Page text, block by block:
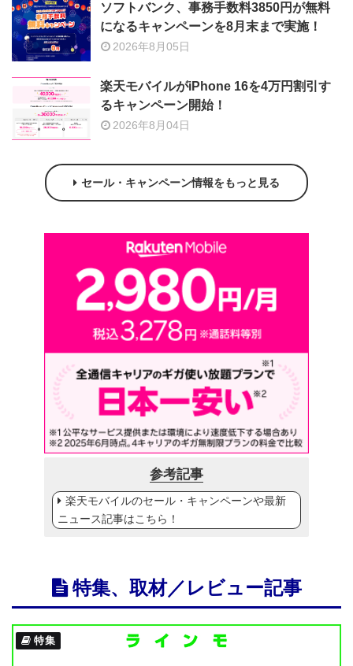
ソフトバンク、事務手数料3850円が無料
になるキャンペーンを8月末まで実施！
2026年8月05日
楽天モバイルがiPhone 16を4万円割引す
るキャンペーン開始！
2026年8月04日
セール・キャンペーン情報をもっと見る
参考記事
楽天モバイルのセール・キャンペーンや最新
ニュース記事はこちら！
特集、取材／レビュー記事
特集